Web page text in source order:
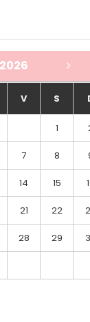
2026
V S
1
7 8
14 15
21 22
28 29